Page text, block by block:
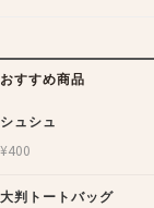
おすすめ商品
シュシュ
¥400
大判トートバッグ